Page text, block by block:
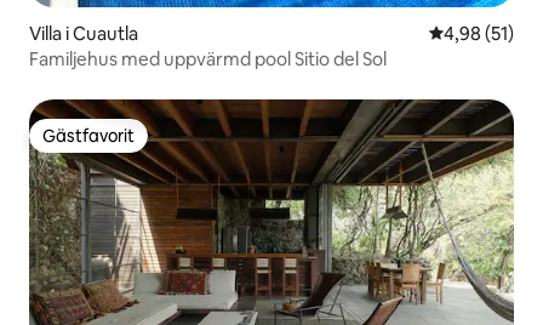
Villa i Cuautla 4,98 av 5 i
4,98 (51)
Familjehus med uppvärmd pool Sitio del Sol
Gästfavorit
Gästfavorit